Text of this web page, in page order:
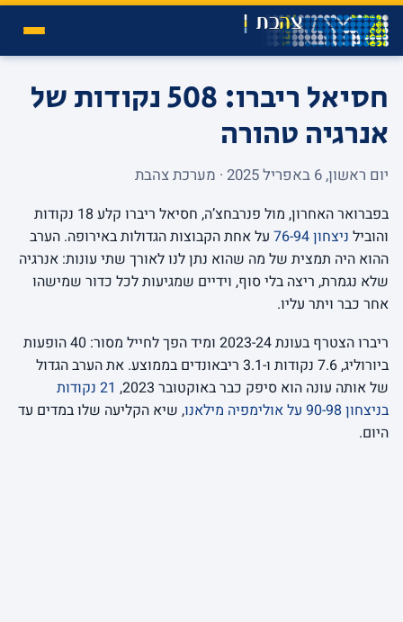
חסיאל ריברו: 508 נקודות של
אנרגיה טהורה
יום ראשון, 6 באפריל 2025 · מערכת צהבת
בפברואר האחרון, מול פנרבחצ’ה, חסיאל ריברו קלע 18 נקודות
והוביל ניצחון 76-94
על אחת הקבוצות הגדולות באירופה. הערב
ההוא היה תמצית של מה שהוא נתן לנו לאורך שתי עונות: אנרגיה
שלא נגמרת, ריצה בלי סוף, וידיים שמגיעות לכל כדור שמישהו
אחר כבר ויתר עליו.
ריברו הצטרף בעונת 2023-24 ומיד הפך לחייל מסור: 40 הופעות
ביורוליג, 7.6 נקודות ו-3.1 ריבאונדים בממוצע. את הערב הגדול
של אותה עונה הוא סיפק כבר באוקטובר 2023,
21 נקודות
בניצחון 90-98 על אולימפיה מילאנו
, שיא הקליעה שלו במדים עד
היום.